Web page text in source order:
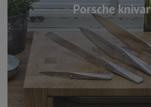
Porsche knivar